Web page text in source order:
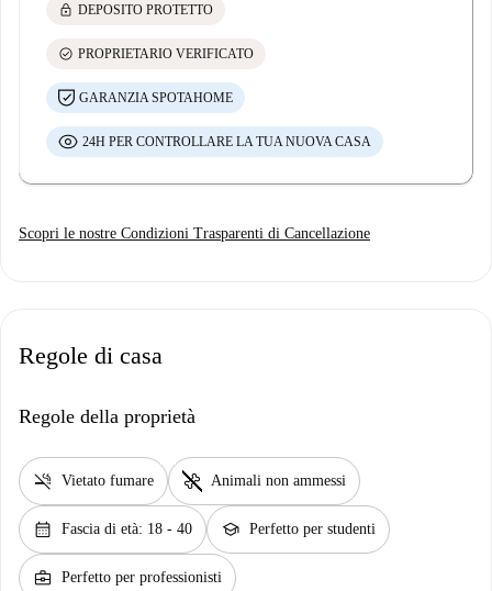
lock DEPOSITO PROTETTO
check_circle PROPRIETARIO VERIFICATO
GARANZIA SPOTAHOME
24H PER CONTROLLARE LA TUA NUOVA CASA
Scopri le nostre Condizioni Trasparenti di Cancellazione
Regole di casa
Regole della proprietà
smoke_free Vietato fumare pet_supplies Animali non ammessi
calendar_month Fascia di età: 18 - 40 school Perfetto per studenti
business_center Perfetto per professionisti